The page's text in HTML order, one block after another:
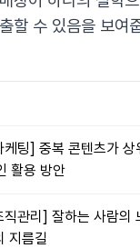
할 수 있음을 보여
케팅] 중복 콘텐츠가 상
활용 방안
직관리] 잘하는 사람의
지름길